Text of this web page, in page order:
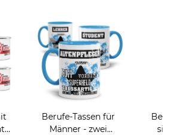
Berufe-Tassen für
Männer - zwei